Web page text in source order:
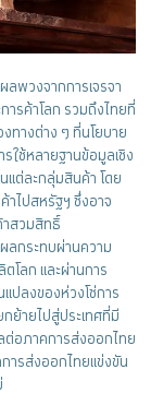
ลพวงจากการเจรจา
ารค้าโลก รวมถึงไทยที่
ทางต่าง ๆ ที่นโยบาย
ใช้หลายฐานข้อมูลเชิง
แต่ละกลุ่มสินค้า โดย
ไปสหรัฐฯ ซึ่งอาจ
สวมสิทธิ์
ลกระทบผ่านความ
ตโลก และผ่านการ
ปลงของห่วงโซ่การ
ย้ายไปสู่ประเทศที่มี
ต่อภาคการส่งออกไทย
ารส่งออกไทยแข่งขัน